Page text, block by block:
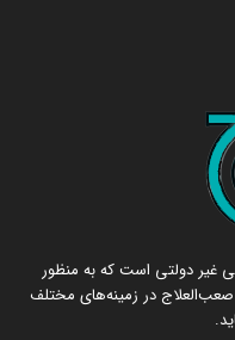
غیر دولتی است که به منظور
در زمینه‌های مختلف